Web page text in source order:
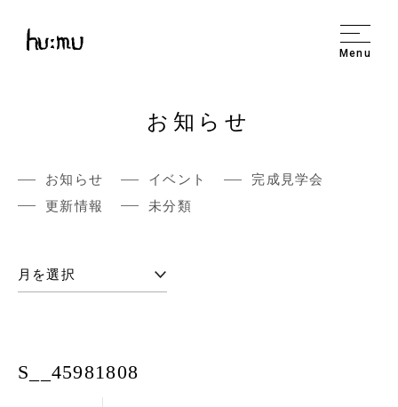
Menu
お知らせ
お知らせ イベント
完成見学会
更新情報
未分類
S__45981808